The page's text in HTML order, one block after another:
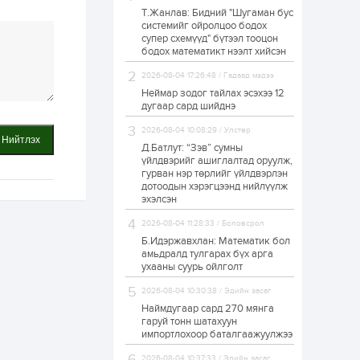
Нийтлэх
ЗГ: Автобензин,
дизель түлшний
онцгой албан
татварыг тэглэлээ
1 өдөр 2
З.Мэндсайхан:
Хүнсний нөөцийг
бэлтгэх агуулах,
зоорь бэлтгэх ААН-
үүдэд хөнгөлөлттэй
зээл олгоно
1 өдөр 1 0
Европ дахь
соёлын наадам
боллоо
1 өдөр 2
Өнгөрсөн сард
металл худалдан
авчээ
1 өдөр 0 0
Т.Жанлав: Бидний "Шугаман бус
системийг ойролцоо бодох
супер схемүүд" бүтээл тооцон
бодох математикт нээлт хийсэн
2026-08-04 17:26:48 / Гадаад мэдээ
Неймар зодог тайлах эсэхээ 12
дугаар сард шийднэ
2026-08-04 10:08:29 / Улстөр
Д.Батлут: “Зэв” сумны
үйлдвэрийг ашиглалтад оруулж,
гурван нэр төрлийг үйлдвэрлэн
дотоодын хэрэгцээнд нийлүүлж
эхэлсэн
2026-08-04 11:28:33 / Боловсрол
Б.Идэржавхлан: Математик бол
амьдралд тулгарах бүх арга
ухааны суурь ойлголт
2026-08-04 10:30:38 / Эдийн засаг
Наймдугаар сард 270 мянга
гаруй тонн шатахуун
импортлохоор баталгаажуулжээ